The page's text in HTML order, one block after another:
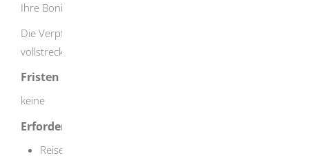
Ihre Bonität.
Die Verpflichtung aus der Verpflichtungserklärung ist
vollstreckbar.
Fristen
keine
Erforderliche Unterlagen
Reisepass oder Personalausweis